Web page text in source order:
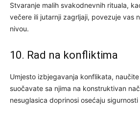
Stvaranje malih svakodnevnih rituala,
večere ili jutarnji zagrljaji, povezuje vas
nivou.
10. Rad na konfliktima
Umjesto izbjegavanja konflikata,
suočavate sa njima na konstruktivan
nesuglasica doprinosi osećaju sigurnosti